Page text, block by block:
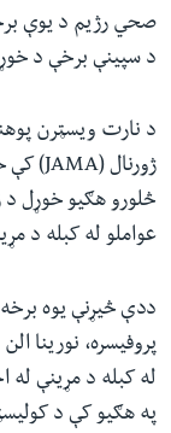
صحي رژیم د یوې
د سپینې برخې د
د نارت ویسټرن
ژورنال (JAMA) کې
څلورو هګیو خوړل د
عواملو له کبله د
ددې څیړنې یوه
پروفیسره، نورینا
له کبله د مړینې له
په هګیو کې د